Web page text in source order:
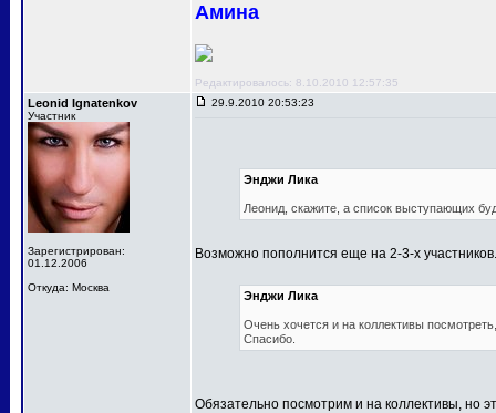
Амина
Редактировалось: 8.10.2010 12:57:35
Leonid Ignatenkov
Участник
Зарегистрирован:
01.12.2006
Откуда: Москва
29.9.2010 20:53:23
Энджи Лика
Леонид, скажите, а список выступающих
Возможно пополнится еще на 2-3-х
Энджи Лика
Очень хочется и на коллективы
Спасибо.
Обязательно посмотрим и на коллективы, но